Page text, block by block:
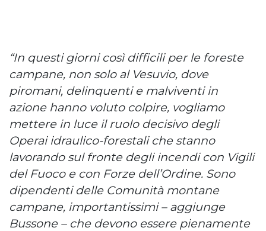
“In questi giorni così difficili per le foreste
campane, non solo al Vesuvio, dove
piromani, delinquenti e malviventi in
azione hanno voluto colpire, vogliamo
mettere in luce il ruolo decisivo degli
Operai idraulico-forestali che stanno
lavorando sul fronte degli incendi con Vigili
del Fuoco e con Forze dell’Ordine. Sono
dipendenti delle Comunità montane
campane, importantissimi – aggiunge
Bussone – che devono essere pienamente